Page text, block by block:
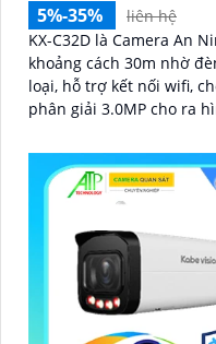
5%-35%
liên hệ
KX-C32D là Camera An
khoảng cách 30m nhờ
loại, hỗ trợ kết nối wifi,
phân giải 3.0MP cho ra